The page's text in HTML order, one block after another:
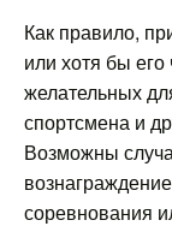
Как правило,
или хотя бы
желательных
спортсмена и
Возможны
соревнования